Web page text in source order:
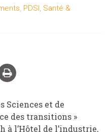
PDSI Santé &
Sciences et de
des transitions »
à l’Hôtel de l’industrie,